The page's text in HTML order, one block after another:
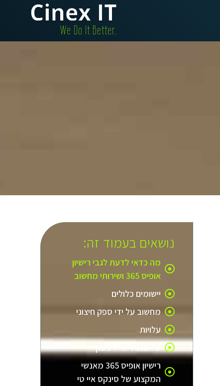
נושאים בעמוד זה:
מה כדאי לדעת לגבי רישיון
אופיס 365 ושירותי מחשוב
יישומים כלולים
מחשוב על ידי ספק חיצוני
עלויות
על שרותי מייל בענן
רישיון אופיס 365 מאנשי
המקצוע של סינקס איי טי